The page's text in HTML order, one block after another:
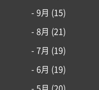
- 9月 (15)
- 8月 (21)
- 7月 (19)
- 6月 (19)